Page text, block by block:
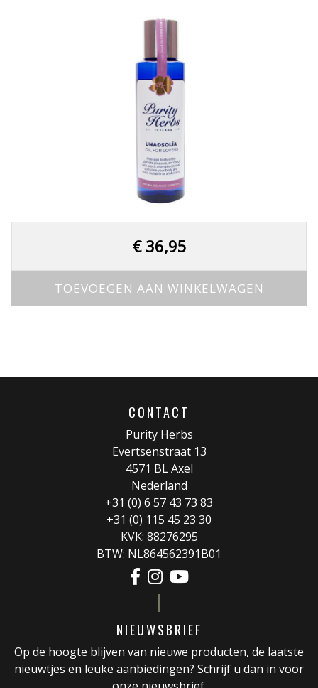
€36,95
TOEVOEGEN AAN WINKELWAGEN
CONTACT
Purity Herbs
Evertsenstraat 13
4571 BL Axel
Nederland
+31 (0) 6 57 43 73 83
+31 (0) 115 45 23 30
KVK: 88276295
BTW: NL864562391B01
NIEUWSBRIEF
Op de hoogte blijven van nieuwe producten, de laatste
nieuwtjes en leuke aanbiedingen? Schrijf u dan in voor